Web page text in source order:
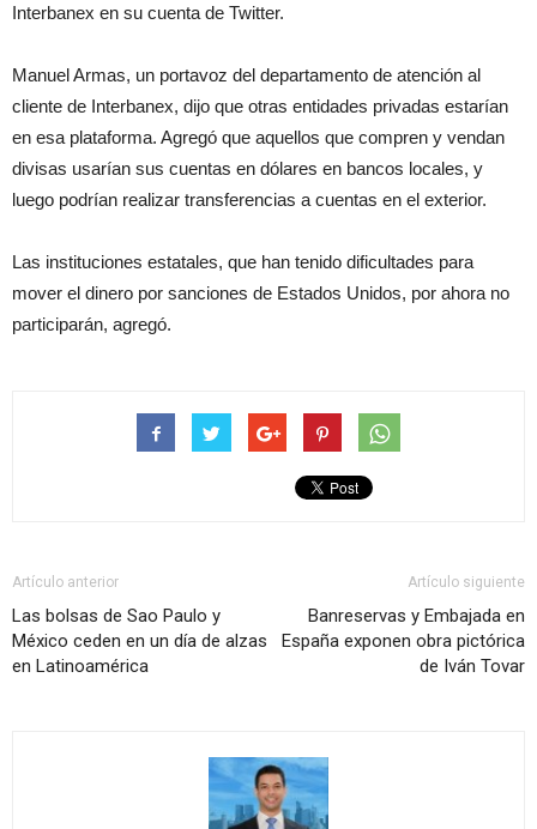
Interbanex en su cuenta de Twitter.
Manuel Armas, un portavoz del departamento de atención al
cliente de Interbanex, dijo que otras entidades privadas estarían
en esa plataforma. Agregó que aquellos que compren y vendan
divisas usarían sus cuentas en dólares en bancos locales, y
luego podrían realizar transferencias a cuentas en el exterior.
Las instituciones estatales, que han tenido dificultades para
mover el dinero por sanciones de Estados Unidos, por ahora no
participarán, agregó.
Artículo anterior
Las bolsas de Sao Paulo y
México ceden en un día de alzas
en Latinoamérica
Artículo siguiente
Banreservas y Embajada en
España exponen obra pictórica
de Iván Tovar